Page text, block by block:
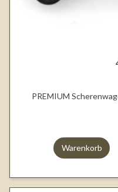
PREMIUM
Warenkorb